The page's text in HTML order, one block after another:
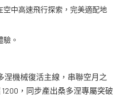
空中高速飛行探索，完美適配地
。
機械復活主線，串聯空月之
，同步產出桑多涅專屬突破